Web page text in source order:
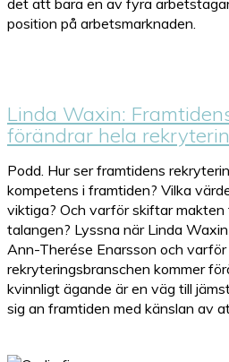
det att bara en av fyra
position på arbetsmarknaden.
Linda Waxin:
förändrar hela
Podd. Hur ser framtidens
kompetens i framtiden? Vilka
viktiga? Och varför skiftar makten
talangen? Lyssna när Linda
Ann-Therése Enarsson och
rekryteringsbranschen kommer
kvinnligt ägande är en väg till
sig an framtiden med känslan av